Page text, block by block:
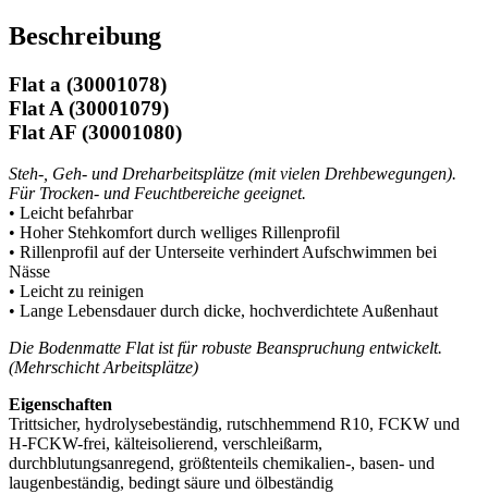
Beschreibung
Flat a (30001078)
Flat A (30001079)
Flat AF (30001080)
Steh-, Geh- und Dreharbeitsplätze (mit vielen Drehbewegungen).
Für Trocken- und Feuchtbereiche geeignet.
• Leicht befahrbar
• Hoher Stehkomfort durch welliges Rillenprofil
• Rillenprofil auf der Unterseite verhindert Aufschwimmen bei
Nässe
• Leicht zu reinigen
• Lange Lebensdauer durch dicke, hochverdichtete Außenhaut
Die Bodenmatte Flat ist für robuste Beanspruchung entwickelt.
(Mehrschicht Arbeitsplätze)
Eigenschaften
Trittsicher, hydrolysebeständig, rutschhemmend R10, FCKW und
H-FCKW-frei, kälteisolierend, verschleißarm,
durchblutungsanregend, größtenteils chemikalien-, basen- und
laugenbeständig, bedingt säure und ölbeständig